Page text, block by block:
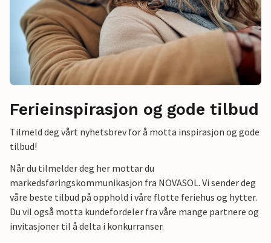
Ferieinspirasjon og gode tilbud
Tilmeld deg vårt nyhetsbrev for å motta inspirasjon og gode
tilbud!
Når du tilmelder deg her mottar du
markedsføringskommunikasjon fra NOVASOL. Vi sender deg
våre beste tilbud på opphold i våre flotte feriehus og hytter.
Du vil også motta kundefordeler fra våre mange partnere og
invitasjoner til å delta i konkurranser.